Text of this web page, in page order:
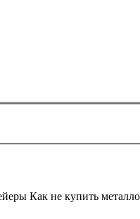
Как не купить